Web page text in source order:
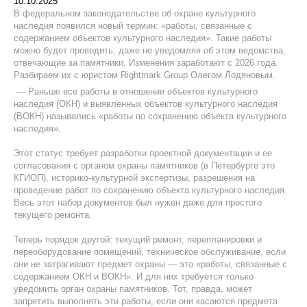
В федеральном законодательстве об охране культурного
наследия появился новый термин: «работы, связанные с
содержанием объектов культурного наследия». Такие работы
можно будет проводить, даже не уведомляя об этом ведомства,
отвечающие за памятники. Изменения заработают с 2026 года.
Разбираем их с юристом Rightmark Group Олегом Лодяновым.
— Раньше все работы в отношении объектов культурного
наследия (ОКН) и выявленных объектов культурного наследия
(ВОКН) назывались «работы по сохранению объекта культурного
наследия».
Этот статус требует разработки проектной документации и ее
согласования с органом охраны памятников (в Петербурге это
КГИОП), историко-культурной экспертизы, разрешения на
проведение работ по сохранению объекта культурного наследия.
Весь этот набор документов был нужен даже для простого
текущего ремонта.
Теперь порядок другой: текущий ремонт, перепланировки и
переоборудование помещений, техническое обслуживание, если
они не затрагивают предмет охраны — это «работы, связанные с
содержанием ОКН и ВОКН». И для них требуется только
уведомить орган охраны памятников. Тот, правда, может
запретить выполнять эти работы, если они касаются предмета